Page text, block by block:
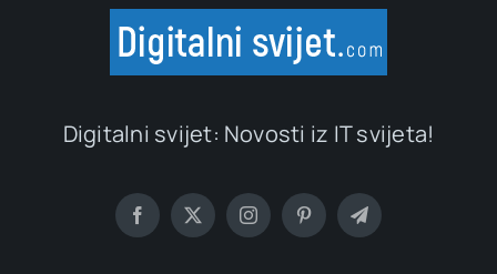
Digitalni svijet: Novosti iz IT svijeta!